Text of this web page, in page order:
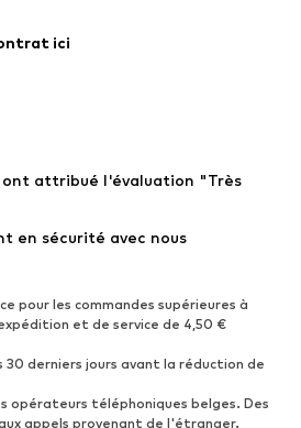
Grandes tailles
Baskets
Sacs à dos et sacs de sport
ici
ont attribué l'évaluation "Très
en sécurité avec nous
pour les commandes supérieures à
et de service de 4,50 €
30 derniers jours avant la réduction de
opérateurs téléphoniques belges. Des
appels provenant de l'étranger.